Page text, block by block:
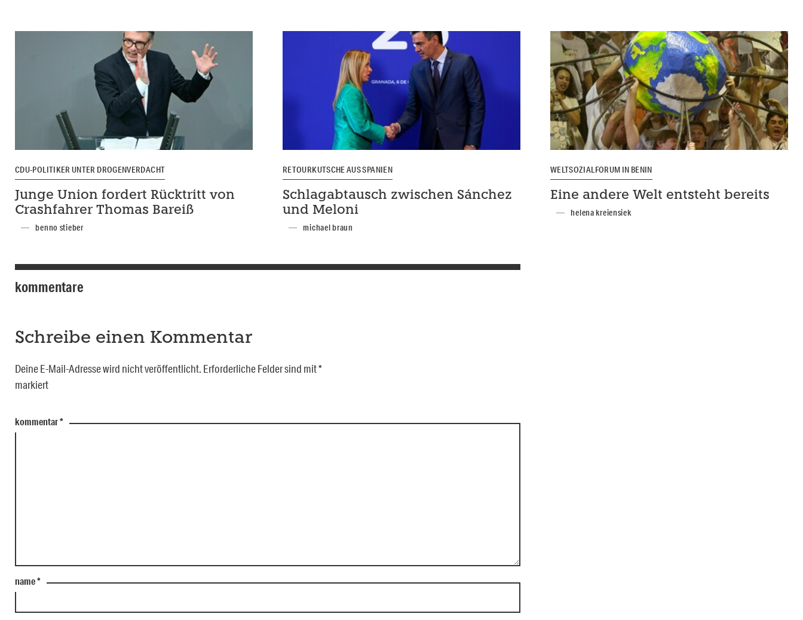
CDU-POLITIKER UNTER DROGENVERDACHT
Junge Union fordert Rücktritt von
Crashfahrer Thomas Bareiß
benno stieber
RETOURKUTSCHE AUS SPANIEN
Schlagabtausch zwischen Sánchez
und Meloni
michael braun
WELTSOZIALFORUM IN BENIN
Eine andere Welt entsteht bereits
helena kreiensiek
kommentare
Schreibe einen Kommentar
Deine E-Mail-Adresse wird nicht veröffentlicht. Erforderliche Felder sind mit*
markiert
kommentar*
name*